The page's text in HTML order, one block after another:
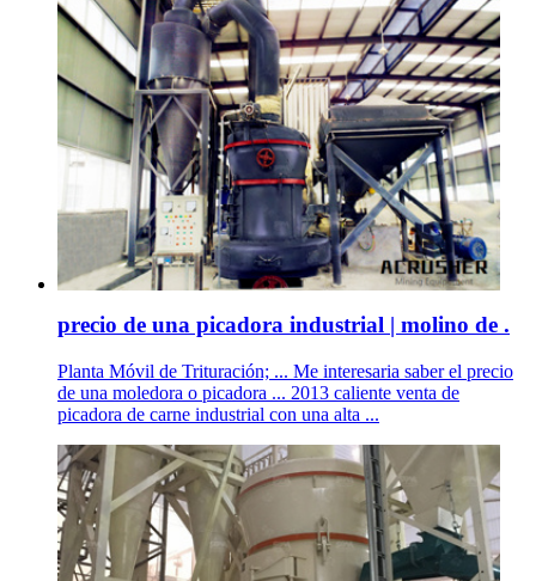
precio de una picadora industrial | molino de .
Planta Móvil de Trituración; ... Me interesaria saber el precio
de una moledora o picadora ... 2013 caliente venta de
picadora de carne industrial con una alta ...